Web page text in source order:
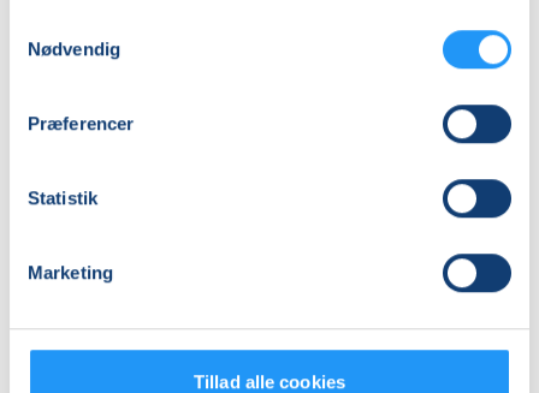
Nødvendig
Præferencer
Statistik
Marketing
Tillad alle cookies
lørdag 26.09.2026, kl. 09.15 - 10.00
Adresse
, Frederiksberg
(Kassen)
Se på kort